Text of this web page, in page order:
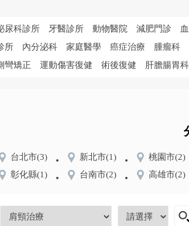
尿科診所 牙醫診所 動物醫院 減肥門診
所 內分泌科 家庭醫學 癌症治療 腫瘤科
彎矯正 運動傷害復健 術後復健 肝膽腸胃
台北市(3) 新北市(1) 桃園市(2)
彰化縣(1) 台南市(2) 高雄市(2)